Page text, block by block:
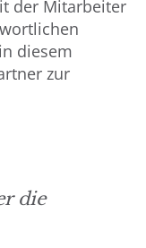
der Mitarbeiter
diesem
zur
die